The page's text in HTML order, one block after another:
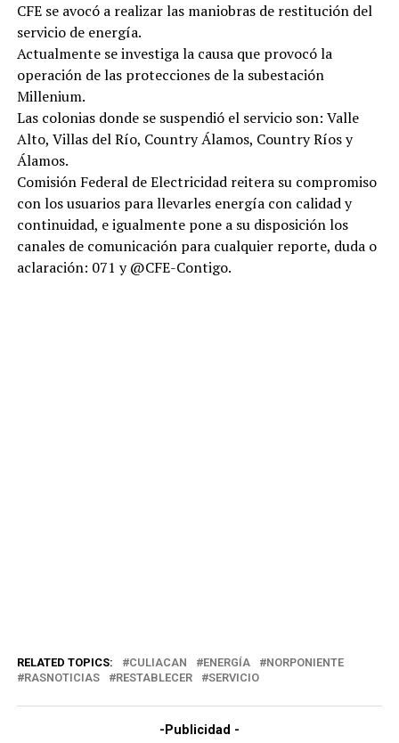
CFE se avocó a realizar las maniobras de restitución del
servicio de energía.
Actualmente se investiga la causa que provocó la
operación de las protecciones de la subestación
Millenium.
Las colonias donde se suspendió el servicio son: Valle
Alto, Villas del Río, Country Álamos, Country Ríos y
Álamos.
Comisión Federal de Electricidad reitera su compromiso
con los usuarios para llevarles energía con calidad y
continuidad, e igualmente pone a su disposición los
canales de comunicación para cualquier reporte, duda o
aclaración: 071 y @CFE-Contigo.
RELATED TOPICS: CULIACAN ENERGÍA
NORPONIENTE
RASNOTICIAS
RESTABLECER SERVICIO
-Publicidad -